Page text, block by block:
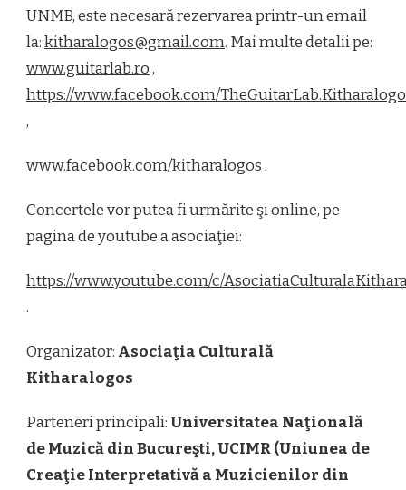
UNMB, este necesară rezervarea printr-un email
la:kitharalogos@gmail.com. Mai multe detalii pe:
www.guitarlab.ro,
https://www.facebook.com/
,
www.facebook.com/kitharalogos.
Concertele vor putea fi urmărite şi online, pe
pagina de youtube a asociaţiei:
https://www.youtube.com/c/
.
Organizator: Asociaţia Culturală
Kitharalogos
Parteneri principali:Universitatea Naţională
de Muzică din Bucureşti, UCIMR (Uniunea de
Creaţie Interpretativă a Muzicienilor din